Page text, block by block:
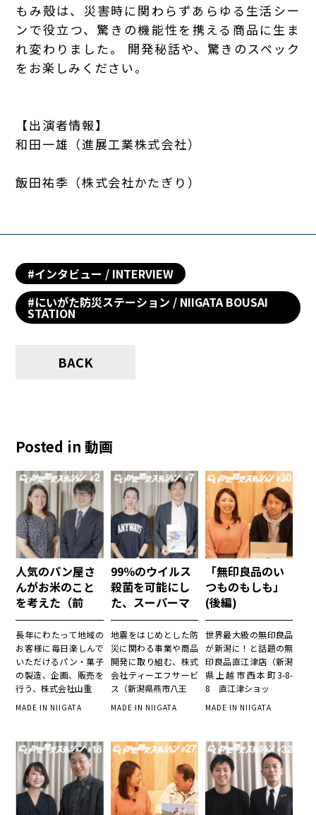
もみ殻は、災害時に関わらずあらゆる生活シー
ンで役立つ、驚きの機能性を携える商品に生ま
れ変わりました。 開発秘話や、驚きのスペック
をお楽しみください。
【出演者情報】
和田一雄（進展工業株式会社）
飯田祐季（株式会社かたぎり ）
#インタビュー / INTERVIEW
#にいがた防災ステーション / NIIGATA BOUSAI
STATION
BACK
Posted in 動画
人気のパン屋さ
んがお米のこと
を考えた（前
編）
長年にわたって地域の
お客様に毎日楽しんで
いただけるパン・菓子
の製造、企画、販売を
行う、株式会社山重
MADE IN NIIGATA
99％のウイルス
殺菌を可能にし
た、スーパーマ
シーン（後編）
地震をはじめとした防
災に関わる事業や商品
開発に取り組む、株式
会社ティーエフサービ
ス（新潟県燕市八王
MADE IN NIIGATA
「無印良品のい
つものもしも」
(後編)
世界最大級の無印良品
が新潟に！と話題の無
印良品直江津店（新潟
県上越市西本町3-8-
8 直江津ショッ
MADE IN NIIGATA